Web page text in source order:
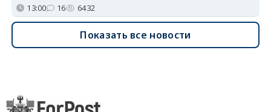
13:00 16 6432
Показать все новости